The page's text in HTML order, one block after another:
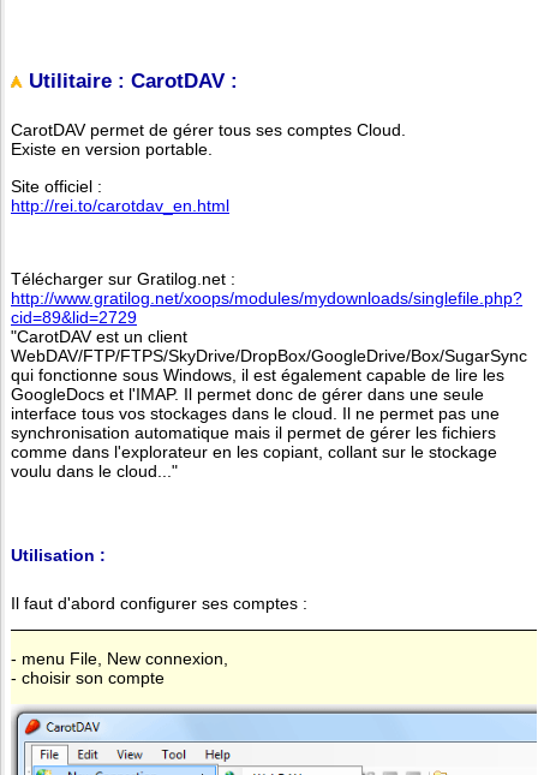
Utilitaire : CarotDAV :
CarotDAV permet de gérer tous ses comptes Cloud.
Existe en version portable.
Site officiel :
http://rei.to/carotdav_en.html
Télécharger sur Gratilog.net :
http://www.gratilog.net/xoops/modules/mydownloads/singlefile.php?
cid=89&lid=2729
"CarotDAV est un client
WebDAV/FTP/FTPS/SkyDrive/DropBox/GoogleDrive/Box/SugarSync
qui fonctionne sous Windows, il est également capable de lire les
GoogleDocs et l'IMAP. Il permet donc de gérer dans une seule
interface tous vos stockages dans le cloud. Il ne permet pas une
synchronisation automatique mais il permet de gérer les fichiers
comme dans l'explorateur en les copiant, collant sur le stockage
voulu dans le cloud..."
Utilisation :
Il faut d'abord configurer ses comptes :
- menu File, New connexion,
- choisir son compte